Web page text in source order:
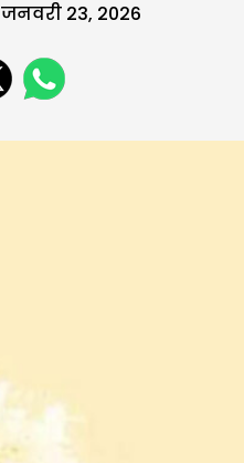
जनवरी 23, 2026